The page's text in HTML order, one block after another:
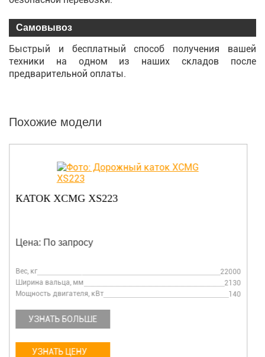
Самовывоз
Быстрый и бесплатный способ получения вашей
техники на одном из наших складов после
предварительной оплаты.
Похожие модели
КАТОК XCMG XS223
Цена: По запросу
Вес, кг
22000
Ширина вальца, мм
2130
Мощность двигателя, кВт
140
УЗНАТЬ БОЛЬШЕ
УЗНАТЬ ЦЕНУ